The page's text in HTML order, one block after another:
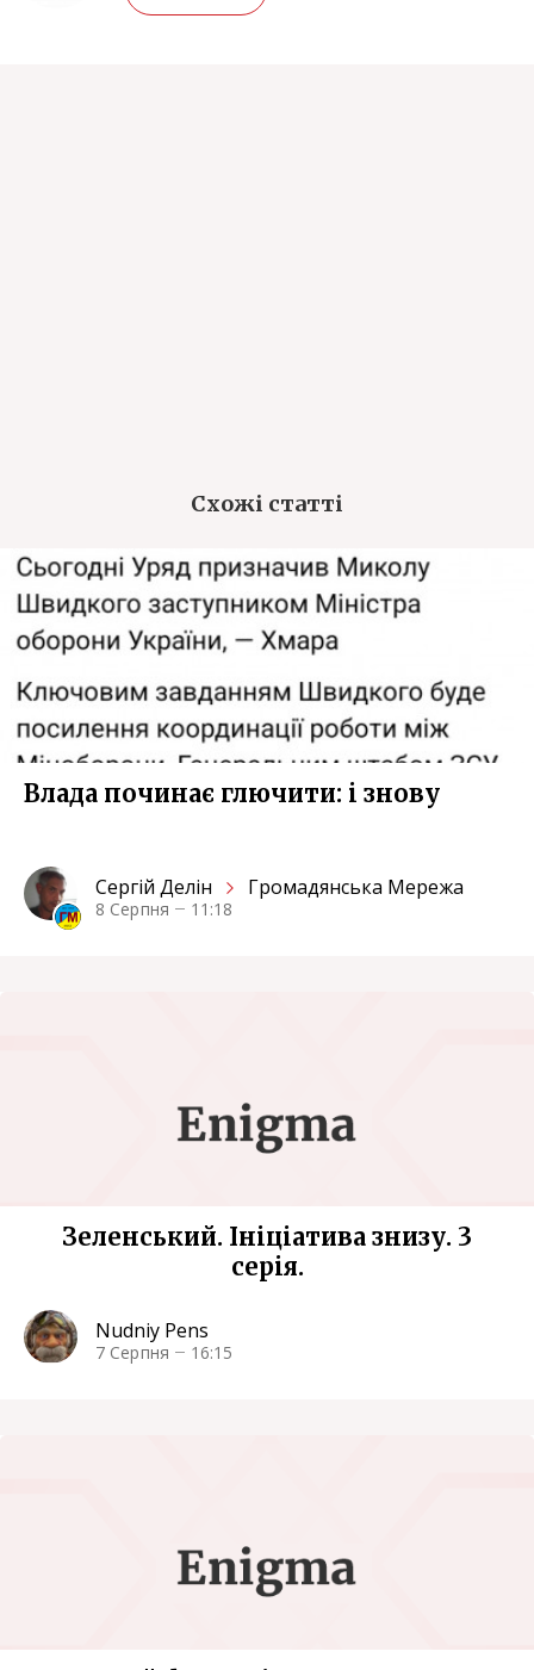
Схожі статті
Влада починає глючити: i знову
Сергiй Делін Громадянська Мережа
8 Серпня 11:18
Зеленський. Ініціатива знизу. 3
серія.
Nudniy Pens
7 Серпня 16:15